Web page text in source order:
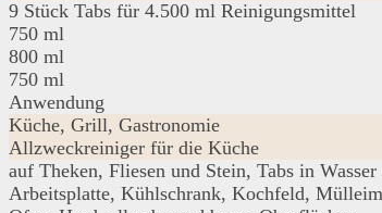
9 Stück Tabs für 4.500 ml Reinigungsmittel
750 ml
800 ml
750 ml
Anwendung
Küche, Grill, Gastronomie
Allzweckreiniger für die Küche
auf Theken, Fliesen und Stein, Tabs in
Arbeitsplatte, Kühlschrank, Kochfeld,